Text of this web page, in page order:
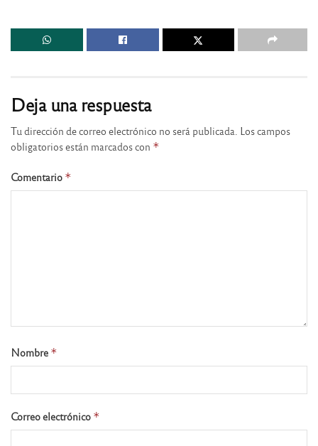
Deja una respuesta
Tu dirección de correo electrónico no será publicada. Los campos
obligatorios están marcados con *
Comentario *
Nombre *
Correo electrónico *